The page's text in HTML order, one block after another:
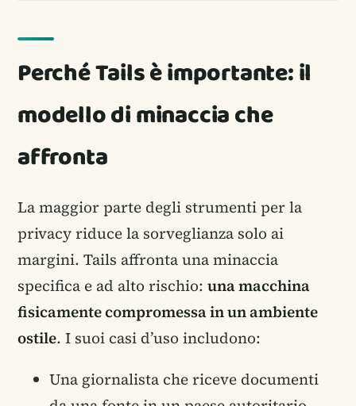
Perché Tails è importante: il
modello di minaccia che
affronta
La maggior parte degli strumenti per la
privacy riduce la sorveglianza solo ai
margini. Tails affronta una minaccia
specifica e ad alto rischio: una macchina
fisicamente compromessa in un ambiente
ostile. I suoi casi d’uso includono:
Una giornalista che riceve documenti